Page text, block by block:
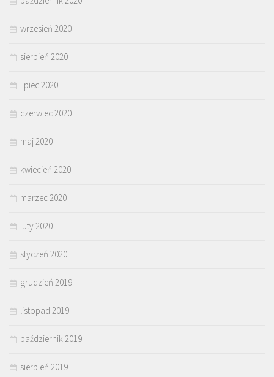
wrzesień 2020
sierpień 2020
lipiec 2020
czerwiec 2020
maj 2020
kwiecień 2020
marzec 2020
luty 2020
styczeń 2020
grudzień 2019
listopad 2019
październik 2019
sierpień 2019